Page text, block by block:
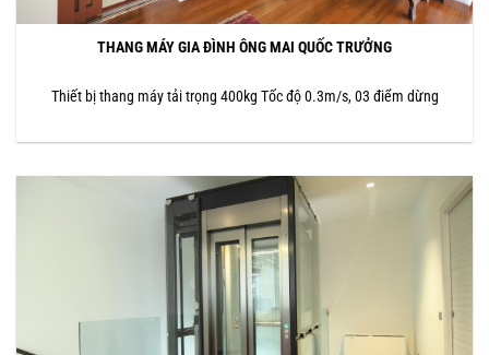
THANG MÁY GIA ĐÌNH ÔNG MAI QUỐC TRƯỞNG
Thiết bị thang máy tải trọng 400kg Tốc độ 0.3m/s, 03 điểm dừng